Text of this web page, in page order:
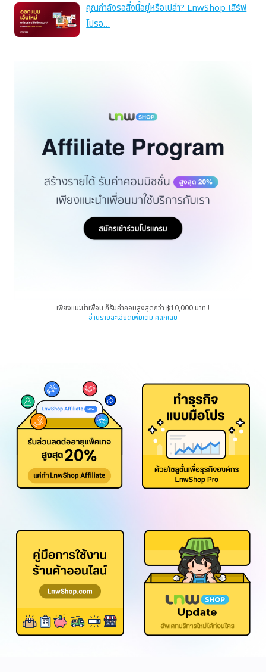
คุณกำลังรอสิ่งนี้อยู่หรือเปล่า? LnwShop เสิร์ฟ
โปรอ…
เพียงแนะนำเพื่อน ก็รับค่าคอมสูงสุดกว่า ฿10,000 บาท !
อ่านรายละเอียดเพิ่มเติม คลิกเลย